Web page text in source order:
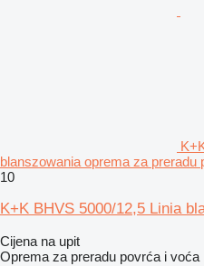
blanszowania oprema za preradu
10
K+K BHVS 5000/12,5 Linia
Cijena na upit
Oprema za preradu povrća i voća